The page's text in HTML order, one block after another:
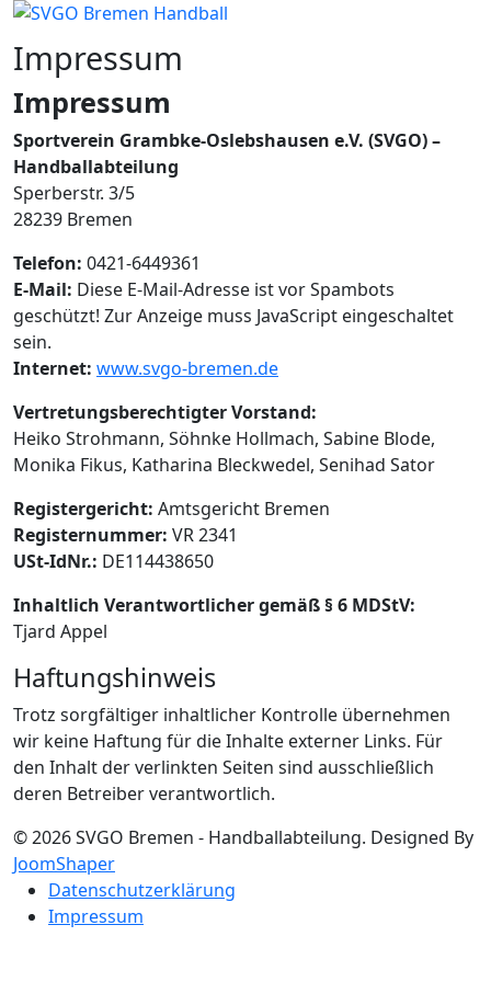
Impressum
Impressum
Sportverein Grambke-Oslebshausen e.V. (SVGO) –
Handballabteilung
Sperberstr. 3/5
28239 Bremen
Telefon: 0421-6449361
E-Mail: Diese E-Mail-Adresse ist vor Spambots
geschützt! Zur Anzeige muss JavaScript eingeschaltet
sein.
Internet: www.svgo-bremen.de
Vertretungsberechtigter Vorstand:
Heiko Strohmann, Söhnke Hollmach, Sabine Blode,
Monika Fikus, Katharina Bleckwedel, Senihad Sator
Registergericht: Amtsgericht Bremen
Registernummer: VR 2341
USt-IdNr.: DE114438650
Inhaltlich Verantwortlicher gemäß § 6 MDStV:
Tjard Appel
Haftungshinweis
Trotz sorgfältiger inhaltlicher Kontrolle übernehmen
wir keine Haftung für die Inhalte externer Links. Für
den Inhalt der verlinkten Seiten sind ausschließlich
deren Betreiber verantwortlich.
© 2026 SVGO Bremen - Handballabteilung. Designed By
JoomShaper
Datenschutzerklärung
Impressum